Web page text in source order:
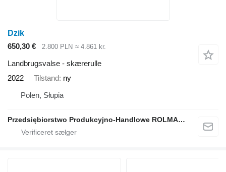
Dzik
650,30 €
2.800 PLN ≈ 4.861 kr.
Landbrugsvalse - skærerulle
2022
Tilstand ny
Polen, Słupia
Przedsiębiorstwo Produkcyjno-Handlowe ROLMAPOL Marcin Dziekan